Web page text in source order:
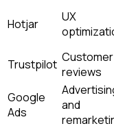
Hotjar
UX
Trustpilot Customer
reviews
Google
Ads
and